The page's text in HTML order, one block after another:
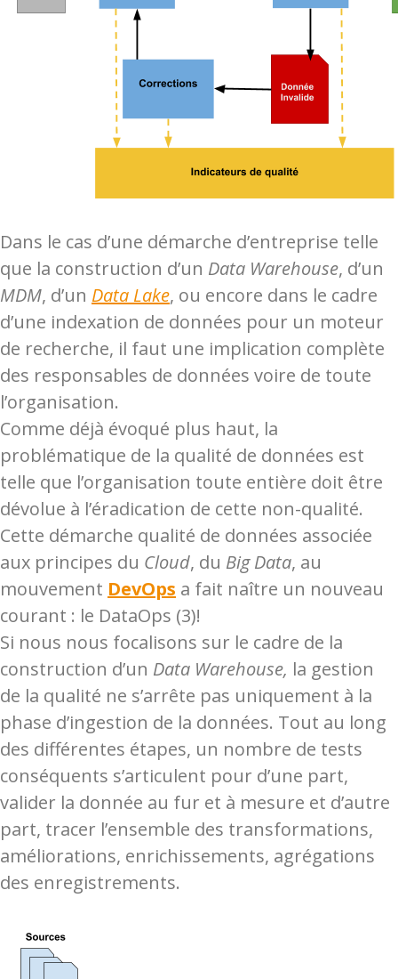
Dans le cas d’une démarche d’entreprise telle
que la construction d’un Data Warehouse, d’un
MDM, d’un Data Lake, ou encore dans le cadre
d’une indexation de données pour un moteur
de recherche, il faut une implication complète
des responsables de données voire de toute
l’organisation.
Comme déjà évoqué plus haut, la
problématique de la qualité de données est
telle que l’organisation toute entière doit être
dévolue à l’éradication de cette non-qualité.
Cette démarche qualité de données associée
aux principes du Cloud, du Big Data, au
mouvement DevOps a fait naître un nouveau
courant : le DataOps (3)!
Si nous nous focalisons sur le cadre de la
construction d’un Data Warehouse, la gestion
de la qualité ne s’arrête pas uniquement à la
phase d’ingestion de la données. Tout au long
des différentes étapes, un nombre de tests
conséquents s’articulent pour d’une part,
valider la donnée au fur et à mesure et d’autre
part, tracer l’ensemble des transformations,
améliorations, enrichissements, agrégations
des enregistrements.